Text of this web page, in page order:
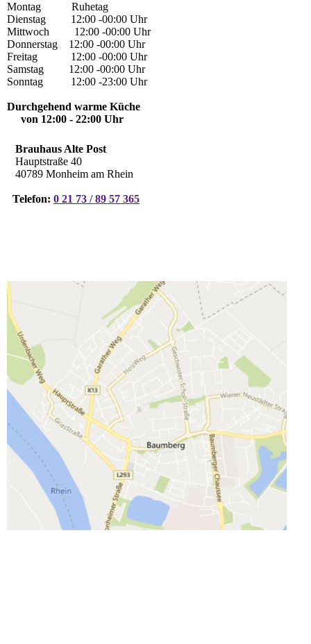
Montag Ruhetag
Dienstag 12:00 -00:00 Uhr
Mittwoch 12:00 -00:00 Uhr
Donnerstag 12:00 -00:00 Uhr
Freitag 12:00 -00:00 Uhr
Samstag 12:00 -00:00 Uhr
Sonntag 12:00 -23:00 Uhr
Durchgehend warme Küche
von 12:00 - 22:00 Uhr
Brauhaus Alte Post
Hauptstraße 40
40789 Monheim am Rhein
Telefon: 0 21 73 / 89 57 365